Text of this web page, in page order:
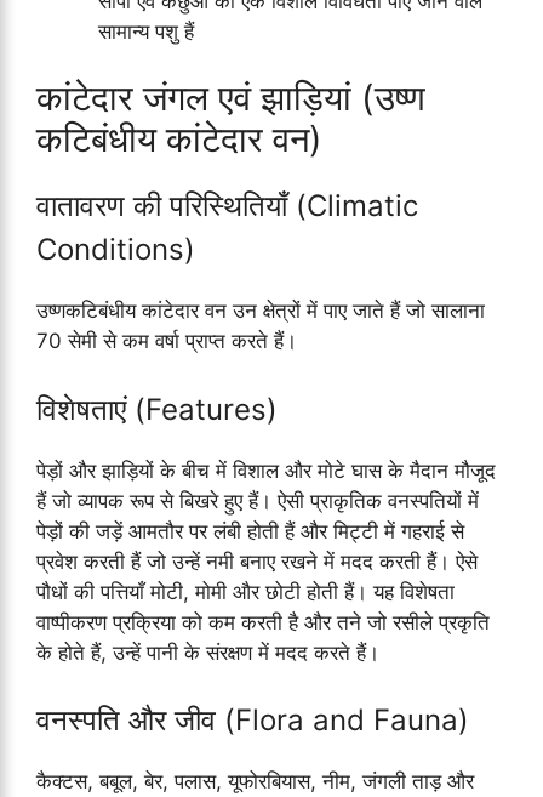
सामान्य पशु हैं
कांटेदार जंगल एवं झाड़ियां (उष्ण
कटिबंधीय कांटेदार वन)
वातावरण की परिस्थितियाँ (Climatic
Conditions)
उष्णकटिबंधीय कांटेदार वन उन क्षेत्रों में पाए जाते हैं जो सालाना
70 सेमी से कम वर्षा प्राप्त करते हैं।
विशेषताएं (Features)
पेड़ों और झाड़ियों के बीच में विशाल और मोटे घास के मैदान मौजूद
हैं जो व्यापक रूप से बिखरे हुए हैं। ऐसी प्राकृतिक वनस्पतियों में
पेड़ों की जड़ें आमतौर पर लंबी होती हैं और मिट्टी में गहराई से
प्रवेश करती हैं जो उन्हें नमी बनाए रखने में मदद करती हैं। ऐसे
पौधों की पत्तियाँ मोटी, मोमी और छोटी होती हैं। यह विशेषता
वाष्पीकरण प्रक्रिया को कम करती है और तने जो रसीले प्रकृति
के होते हैं, उन्हें पानी के संरक्षण में मदद करते हैं।
वनस्पति और जीव (Flora and Fauna)
कैक्टस, बबूल, बेर, पलास, यूफोरबियास, नीम, जंगली ताड़ और